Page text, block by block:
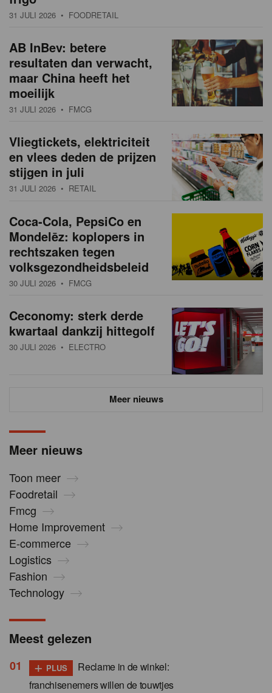
Meer nieuws
Toon meer
Foodretail
Fmcg
Home Improvement
E-commerce
Logistics
Fashion
Technology
31 JULI 2026 • FOODRETAIL
AB InBev: betere
resultaten dan verwacht,
maar China heeft het
moeilijk
31 JULI 2026 • FMCG
Vliegtickets, elektriciteit
en vlees deden de prijzen
stijgen in juli
31 JULI 2026 • RETAIL
Coca-Cola, PepsiCo en
Mondelēz: koplopers in
rechtszaken tegen
volksgezondheidsbeleid
30 JULI 2026 • FMCG
Ceconomy: sterk derde
kwartaal dankzij hittegolf
30 JULI 2026 • ELECTRO
Meer nieuws
Meest gelezen
+ PLUS
Reclame in de winkel:
franchisenemers willen de touwtjes